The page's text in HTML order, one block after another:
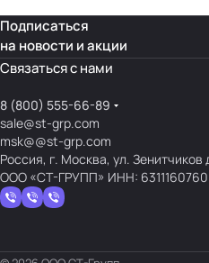
Подписаться
на новости и акции
Связаться с нами
8 (800) 555-66-89
sale@st-grp.com
msk@@st-grp.com
Россия, г. Москва, ул. Зенитчиков
ООО «СТ-ГРУПП» ИНН: 6311160760